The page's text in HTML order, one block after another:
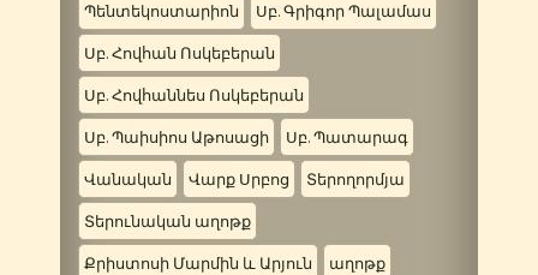
Պենտեկոստարիոն Սբ. Գրիգոր Պալամաս
Սբ. Հովհան Ոսկեբերան
Սբ. Հովհաննես Ոսկեբերան
Սբ. Պաիսիոս Աթոսացի Սբ. Պատարագ
Վանական Վարք Սրբոց Տերողորմյա
Տերունական աղոթք
Քրիստոսի Մարմին և Արյուն աղոթք